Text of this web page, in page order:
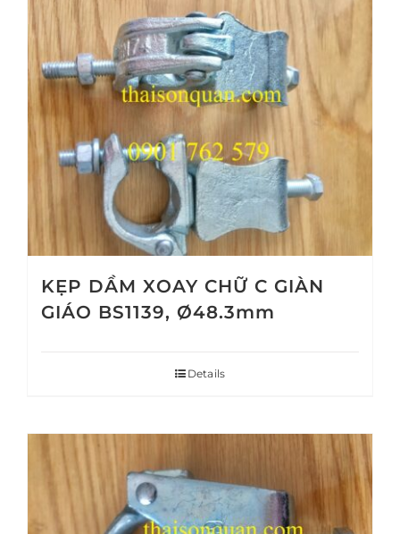
KẸP DẦM XOAY CHỮ C GIÀN
GIÁO BS1139, Ø48.3mm
Details